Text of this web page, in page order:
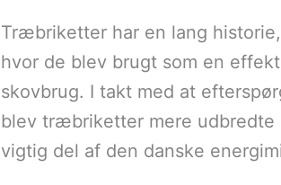
Træbriketter har en lang
hvor de blev brugt som en
skovbrug. I takt med at
blev træbriketter mere udbredte
vigtig del af den danske